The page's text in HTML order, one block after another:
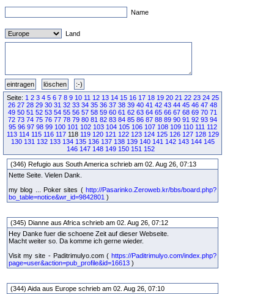
Name
Land
Seite: 1 2 3 4 5 6 7 8 9 10 11 12 13 14 15 16 17 18 19 20 21 22 23 24 25
26 27 28 29 30 31 32 33 34 35 36 37 38 39 40 41 42 43 44 45 46 47 48
49 50 51 52 53 54 55 56 57 58 59 60 61 62 63 64 65 66 67 68 69 70 71
72 73 74 75 76 77 78 79 80 81 82 83 84 85 86 87 88 89 90 91 92 93 94
95 96 97 98 99 100 101 102 103 104 105 106 107 108 109 110 111 112
113 114 115 116 117118 119 120 121 122 123 124 125 126 127 128 129
130 131 132 133 134 135 136 137 138 139 140 141 142 143 144 145
146 147 148 149 150 151 152
(346) Refugio aus South America schrieb am 02. Aug 26, 07:13
Nette Seite. Vielen Dank.
my blog ... Poker sites ( http://Pasarinko.Zeroweb.kr/bbs/board.php?
bo_table=notice&wr_id=9842801 )
(345) Dianne aus Africa schrieb am 02. Aug 26, 07:12
Hey Danke fuer die schoene Zeit auf dieser Webseite.
Macht weiter so. Da komme ich gerne wieder.
Visit my site - Paditrimulyo.com ( https://Paditrimulyo.com/index.php?
page=user&action=pub_profile&id=16613 )
(344) Aida aus Europe schrieb am 02. Aug 26, 07:10